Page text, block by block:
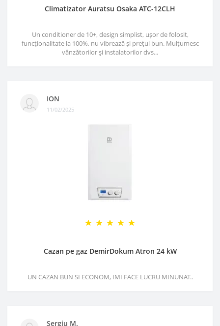
Climatizator Auratsu Osaka ATC-12CLH
Un conditioner de 10+, design simplist, ușor de folosit,
funcționalitate la 100%, nu vibrează și prețul bun. Mulțumesc
vânzătorilor și instalatorilor dvs...
ION
11/02/2025
Cazan pe gaz DemirDokum Atron 24 kW
UN CAZAN BUN SI ECONOM, IMI FACE LUCRU MINUNAT..
Sergiu M.